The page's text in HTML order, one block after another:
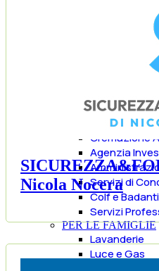
PROFESSIONISTI
Asili Animali
SPID-PEC-
Cremazione
Agenzia
Servizi di
Colf e Badanti
Servizi
PER LE FAMIGLIE
Lavanderie
Luce e Gas
Nicola Nocera